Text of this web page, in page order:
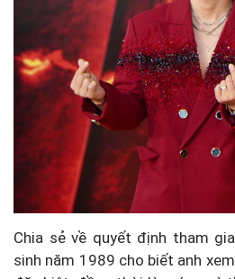
Chia sẻ về quyết định tham
sinh năm 1989 cho biết anh